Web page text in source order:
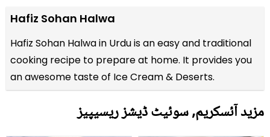
Hafiz Sohan Halwa
Hafiz Sohan Halwa in Urdu is an easy and traditional
cooking recipe to prepare at home. It provides you
an awesome taste of Ice Cream & Deserts.
مزید آئسکریم, سوئیٹ ڈیشز ریسیپیز